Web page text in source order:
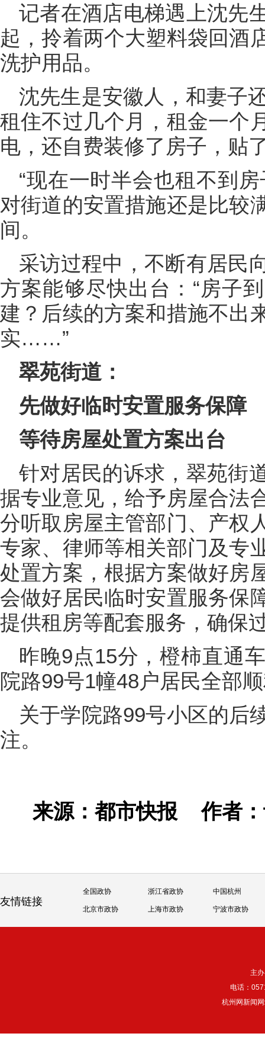
记者在酒店电梯遇上沈先
起，拎着两个大塑料袋回酒
洗护用品。
沈先生是安徽人，和妻子
租住不过几个月，租金一个
电，还自费装修了房子，贴
“现在一时半会也租不到
对街道的安置措施还是比较
间。
采访过程中，不断有居民
方案能够尽快出台：“房子
建？后续的方案和措施不出
实……”
翠苑街道：
先做好临时安置服务保障
等待房屋处置方案出台
针对居民的诉求，翠苑街
据专业意见，给予房屋合法
分听取房屋主管部门、产权
专家、律师等相关部门及专
处置方案，根据方案做好房
会做好居民临时安置服务保
提供租房等配套服务，确保
昨晚9点15分，橙柿直通
院路99号1幢48户居民全部
关于学院路99号小区的后
注。
来源：都市快报作者
友情链接
全国政协 浙江省政协 中国杭州
北京市政协 上海市政协 宁波市政协
主
电话：
杭州网新闻